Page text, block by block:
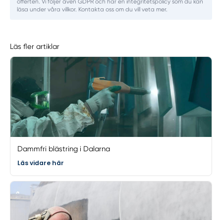
läsa under våra villkor. Kontakta oss om du vill veta mer.
Läs fler artiklar
Dammfri blästring i Dalarna
Läs vidare här